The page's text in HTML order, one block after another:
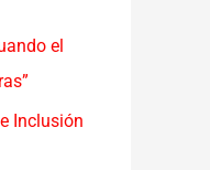
el
Inclusión